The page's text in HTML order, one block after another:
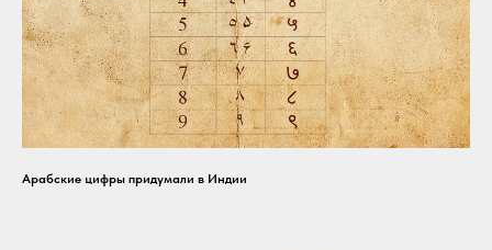
Арабские цифры придумали в Индии